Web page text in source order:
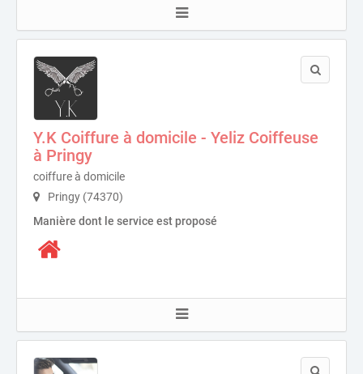
Y.K Coiffure à domicile - Yeliz Coiffeuse
à Pringy
coiffure à domicile
Pringy (74370)
Manière dont le service est proposé